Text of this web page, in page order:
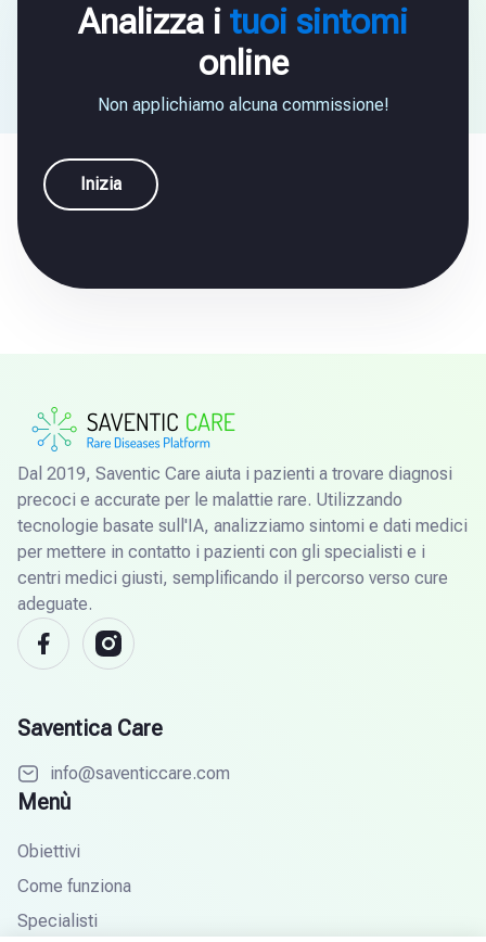
Analizza i tuoi sintomi
online
Non applichiamo alcuna commissione!
Inizia
Dal 2019, Saventic Care aiuta i pazienti a trovare diagnosi
precoci e accurate per le malattie rare. Utilizzando
tecnologie basate sull'IA, analizziamo sintomi e dati medici
per mettere in contatto i pazienti con gli specialisti e i
centri medici giusti, semplificando il percorso verso cure
adeguate.
Saventica Care
info@saventiccare.com
Menù
Obiettivi
Come funziona
Specialisti